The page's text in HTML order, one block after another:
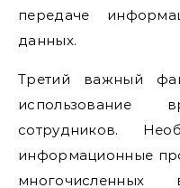
передаче
данных.
Третий важный
сотрудников.
информационные